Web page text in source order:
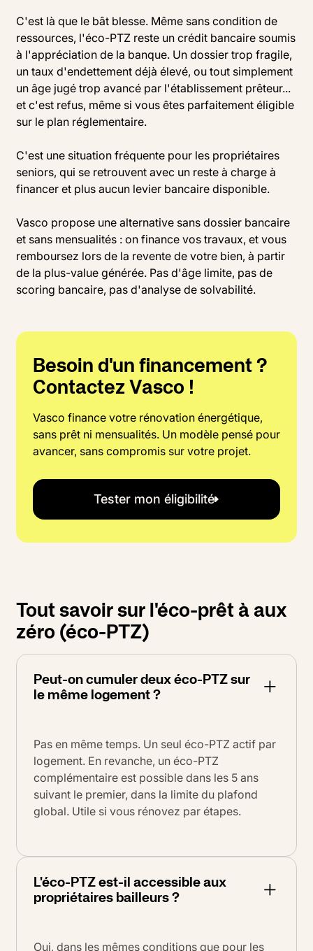
C'est là que le bât blesse. Même sans condition de
ressources, l'éco-PTZ reste un crédit bancaire soumis
à l'appréciation de la banque. Un dossier trop fragile,
un taux d'endettement déjà élevé, ou tout simplement
un âge jugé trop avancé par l'établissement prêteur...
et c'est refus, même si vous êtes parfaitement éligible
sur le plan réglementaire.
C'est une situation fréquente pour les propriétaires
seniors, qui se retrouvent avec un reste à charge à
financer et plus aucun levier bancaire disponible.
Vasco propose une alternative sans dossier bancaire
et sans mensualités : on finance vos travaux, et vous
remboursez lors de la revente de votre bien, à partir
de la plus-value générée. Pas d'âge limite, pas de
scoring bancaire, pas d'analyse de solvabilité.
Besoin d'un financement ?
Contactez Vasco !
Vasco finance votre rénovation énergétique,
sans prêt ni mensualités. Un modèle pensé pour
avancer, sans compromis sur votre projet.
Tester mon éligibilité
Tout savoir sur l'éco-prêt à aux
zéro (éco-PTZ)
Peut-on cumuler deux éco-PTZ sur
le même logement ?
Pas en même temps. Un seul éco-PTZ actif par
logement. En revanche, un éco-PTZ
complémentaire est possible dans les 5 ans
suivant le premier, dans la limite du plafond
global. Utile si vous rénovez par étapes.
L'éco-PTZ est-il accessible aux
propriétaires bailleurs ?
Oui, dans les mêmes conditions que pour les